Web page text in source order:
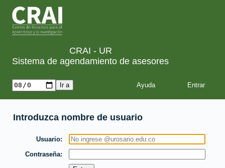
CRAI - UR
Sistema de agendamiento de asesores
Ayuda
Introduzca nombre de usuario
Usuario
Contraseña